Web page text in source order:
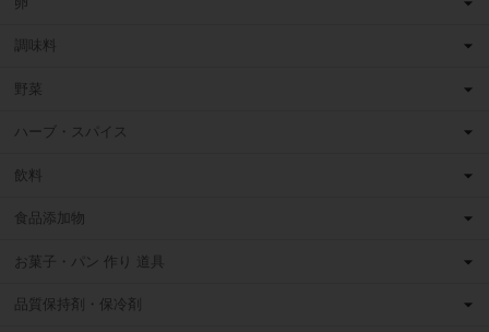
調味料
野菜
ハーブ・スパイス
飲料
食品添加物
お菓子・パン 作り 道具
品質保持剤・保冷剤